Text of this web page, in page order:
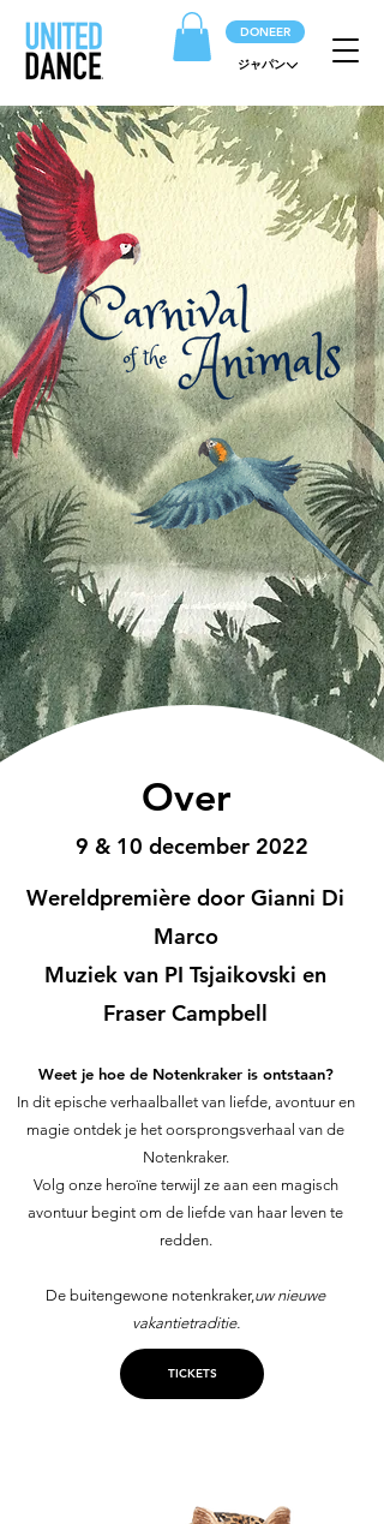
DONEER
ジャパン
Over
9 & 10 december 2022
Wereldpremière door Gianni Di
Marco
Muziek van PI Tsjaikovski en
Fraser Campbell
Weet je hoe de Notenkraker is ontstaan?
In dit epische verhaalballet van liefde, avontuur en
magie ontdek je het oorsprongsverhaal van de
Notenkraker.
Volg onze heroïne terwijl ze aan een magisch
avontuur begint om de liefde van haar leven te
redden.
De buitengewone notenkraker,uw nieuwe
vakantietraditie.
TICKETS